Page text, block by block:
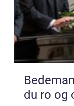
Bedemand
du ro og